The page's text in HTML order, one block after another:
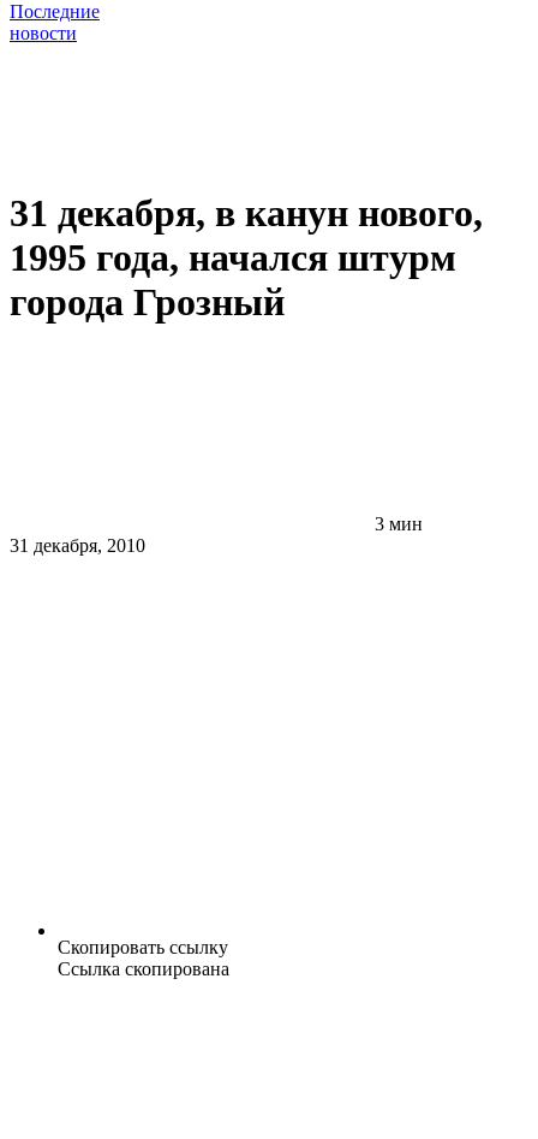
Последние
новости
31 декабря, в канун нового,
1995 года, начался штурм
города Грозный
3 мин
31 декабря, 2010
Скопировать ссылку
Ссылка скопирована